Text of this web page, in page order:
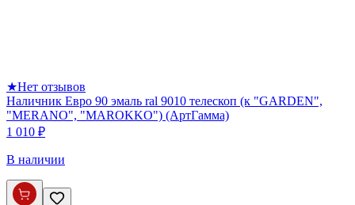
★Нет отзывов
Наличник Евро 90 эмаль ral 9010 телескоп (к "GARDEN",
"MERANO", "MAROKKO") (АртГамма)
1 010 ₽
В наличии